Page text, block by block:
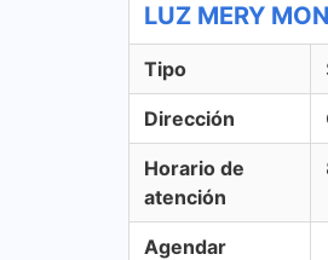
LUZ MERY
Tipo
Dirección
Horario de
atención
Agendar